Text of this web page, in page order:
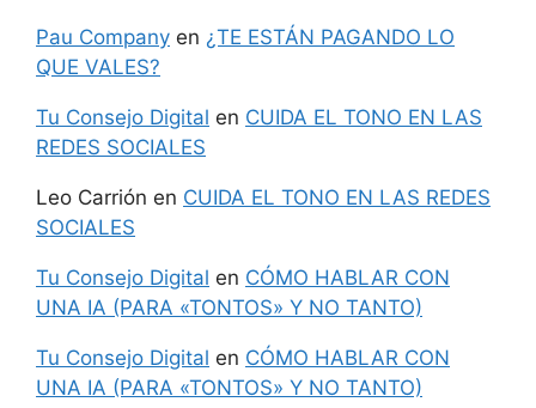
Pau Company en ¿TE ESTÁN PAGANDO LO
QUE VALES?
Tu Consejo Digital en CUIDA EL TONO EN LAS
REDES SOCIALES
Leo Carrión en CUIDA EL TONO EN LAS REDES
SOCIALES
Tu Consejo Digital en CÓMO HABLAR CON
UNA IA (PARA «TONTOS» Y NO TANTO)
Tu Consejo Digital en CÓMO HABLAR CON
UNA IA (PARA «TONTOS» Y NO TANTO)